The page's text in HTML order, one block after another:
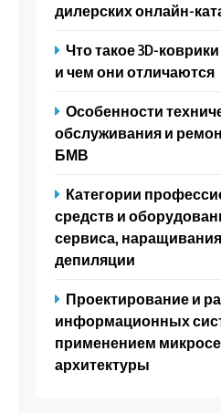
дилерских онлайн-
Что такое 3D-
и чем они отличаются
Особенности
обслуживания и
БМВ
Категории
средств и
сервиса,
депиляции
Проектирование и
информационных
применением
архитектуры